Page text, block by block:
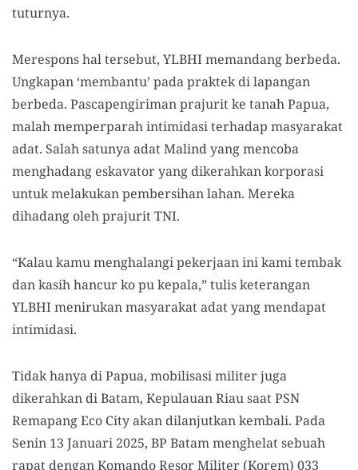
tuturnya.
Merespons hal tersebut, YLBHI memandang berbeda.
Ungkapan ‘membantu’ pada praktek di lapangan
berbeda. Pascapengiriman prajurit ke tanah Papua,
malah memperparah intimidasi terhadap masyarakat
adat. Salah satunya adat Malind yang mencoba
menghadang eskavator yang dikerahkan korporasi
untuk melakukan pembersihan lahan. Mereka
dihadang oleh prajurit TNI.
“Kalau kamu menghalangi pekerjaan ini kami tembak
dan kasih hancur ko pu kepala,” tulis keterangan
YLBHI menirukan masyarakat adat yang mendapat
intimidasi.
Tidak hanya di Papua, mobilisasi militer juga
dikerahkan di Batam, Kepulauan Riau saat PSN
Remapang Eco City akan dilanjutkan kembali. Pada
Senin 13 Januari 2025, BP Batam menghelat sebuah
rapat dengan Komando Resor Militer (Korem) 033